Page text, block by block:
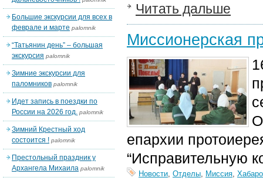
Читать дальше
Миссионерская
епархии
“Исправительную
Новости, Отделы, Миссия,
Большие экскурсии для всех в
феврале и марте palomnik
“Татьянин день” – большая
экскурсия palomnik
Зимние экскурсии для
паломников palomnik
Идет запись в поездки по
России на 2026 год. palomnik
Зимний Крестный ход
состоится ! palomnik
Престольный праздник у
Архангела Михаила palomnik